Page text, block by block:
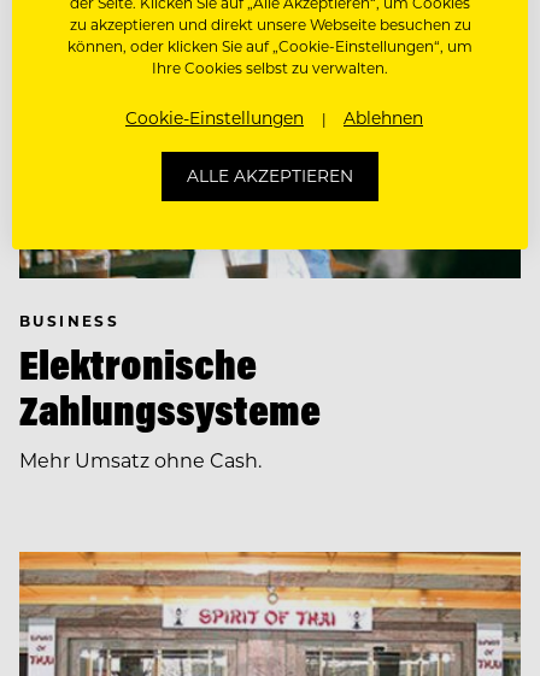
BUSINESS
Elektronische
Zahlungssysteme
Mehr Umsatz ohne Cash.
zu akzeptieren und direkt unsere Webseite besuchen zu
können, oder klicken Sie auf „Cookie-Einstellungen“, um
Ihre Cookies selbst zu verwalten.
Cookie-Einstellungen Ablehnen
ALLE AKZEPTIEREN